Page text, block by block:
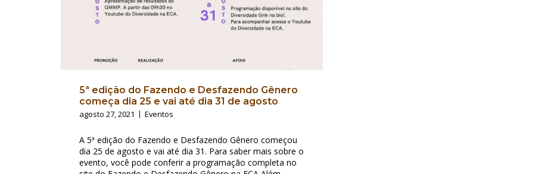
5ª edição do Fazendo e Desfazendo Gênero
começa dia 25 e vai até dia 31 de agosto
agosto 27, 2021 Eventos
A 5ª edição do Fazendo e Desfazendo Gênero começou
dia 25 de agosto e vai até dia 31. Para saber mais sobre o
evento, você pode conferir a programação completa no